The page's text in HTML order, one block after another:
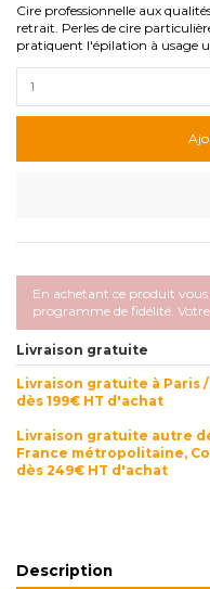
Cire professionnelle aux
retrait. Perles de cire
pratiquent l'épilation à usage
En achetant ce produit
programme de fidélité.
Livraison gratuite
Livraison gratuite à Paris
dès 199€ HT d'achat
Livraison gratuite autre
France métropolitaine,
dès 249€ HT d'achat
Description